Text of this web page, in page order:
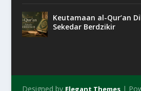
Keutamaan al-Qur’an
Sekedar Berdzikir
Designed by Elegant Themes|